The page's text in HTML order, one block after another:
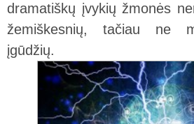
dramatiškų įvykių žmonės
žemiškesnių, tačiau ne
įgūdžių.